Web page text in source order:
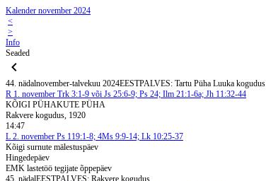
Kalender november 2024
<
>
Info
Seaded
44. nädalnovember-talvekuu 2024EESTPALVES: Tartu Püha Luuka kogudus
R 1. november Trk 3:1-9 või Js 25:6-9; Ps 24; Ilm 21:1-6a; Jh 11:32-44
KÕIGI PÜHAKUTE PÜHA
Rakvere kogudus, 1920
14:47
L 2. november Ps 119:1-8; 4Ms 9:9-14; Lk 10:25-37
Kõigi surnute mälestuspäev
Hingedepäev
EMK lastetöö tegijate õppepäev
45. nädalEESTPALVES: Rakvere kogudus